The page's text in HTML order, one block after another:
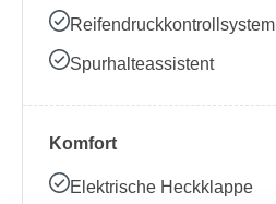
Reifendruckkontrollsystem
Spurhalteassistent
Komfort
Elektrische Heckklappe